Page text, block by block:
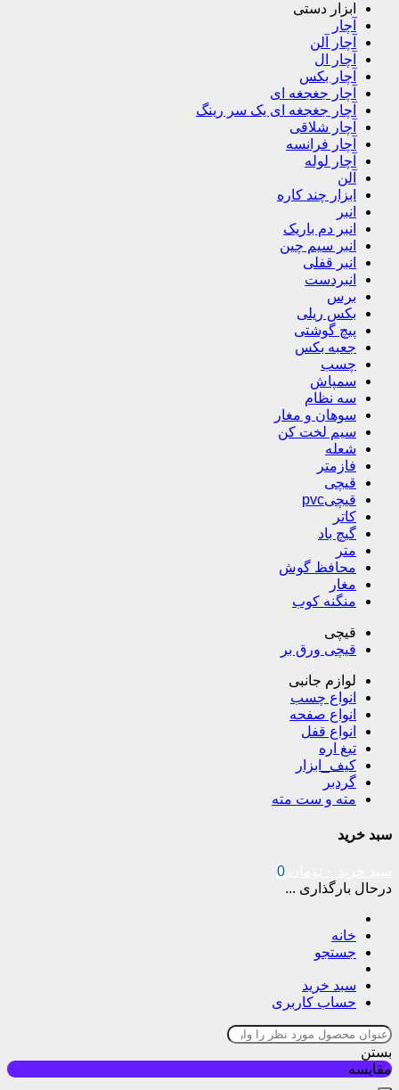
ابزار دستی
آچار
آچار آلن
آچار ال
آچار بکس
آچار جغجغه ای
آچار جغجغه ای یک سر رینگ
آچار شلاقی
آچار فرانسه
آچار لوله
آلن
ابزار چند کاره
انبر
انبر دم باریک
انبر سیم چین
انبر قفلی
انبردست
برس
بکس ریلی
پیچ گوشتی
جعبه بکس
چسب
سمپاش
سه نظام
سوهان و مغار
سیم لخت کن
شعله
فازمتر
قیچی
قیچیpvc
کاتر
گیچ باد
متر
محافظ گوش
مغار
منگنه کوب
قیچی
قیچی ورق بر
لوازم جانبی
انواع چسب
انواع صفحه
انواع قفل
تیغ اره
کیف_ابزار
گردبر
مته و ست مته
سبد خرید
0
درحال بارگذاری ...
خانه
جستجو
سبد خرید
حساب کاربری
بستن
مقایسه